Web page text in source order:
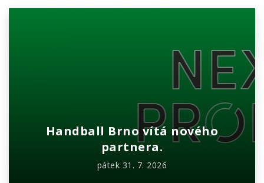
Handball Brno vítá nového
partnera.
pátek 31. 7. 2026